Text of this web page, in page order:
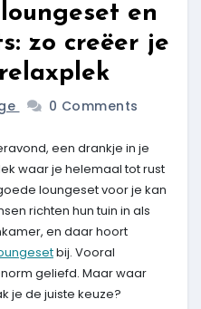
en
zo creëer je
0 Comments
een drankje in je
waar je helemaal tot rust
loungeset voor je kan
richten hun tuin in als
en daar hoort
bij. Vooral
geliefd. Maar waar
je de juiste keuze?